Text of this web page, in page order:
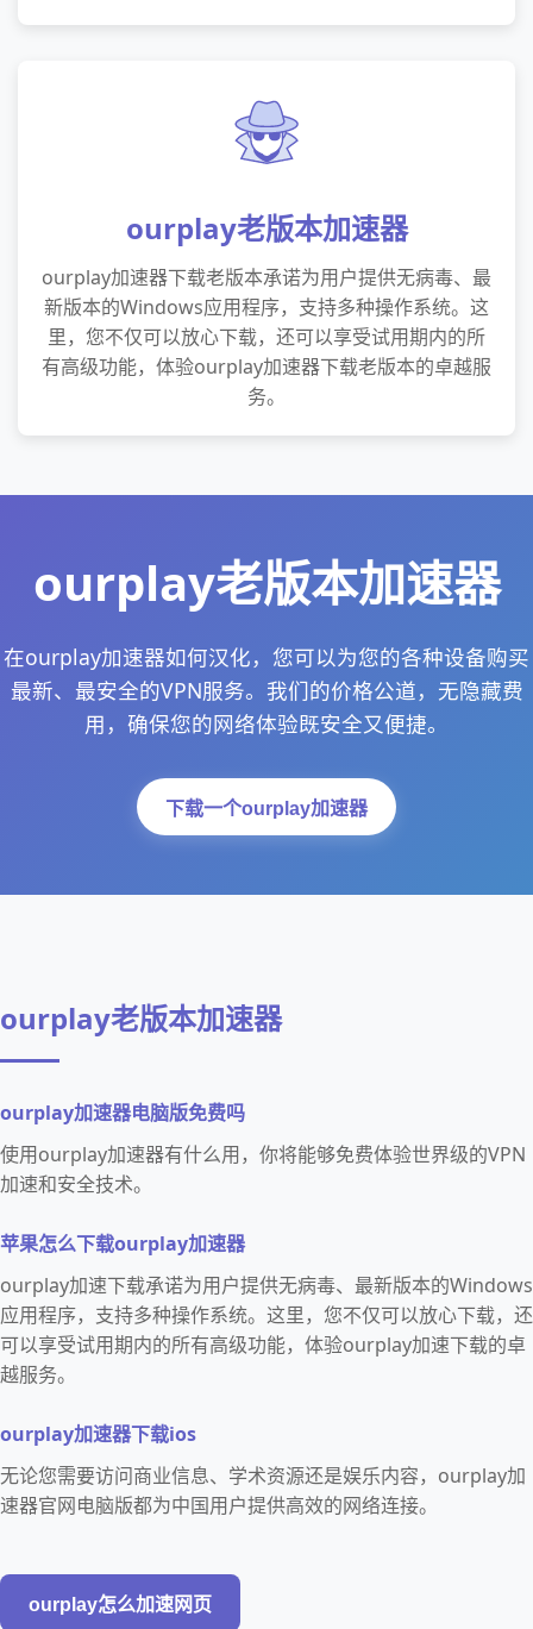
ourplay老版本加速器
ourplay加速器下载老版本承诺为用户提供无病毒、最
新版本的Windows应用程序，支持多种操作系统。这
里，您不仅可以放心下载，还可以享受试用期内的所
有高级功能，体验ourplay加速器下载老版本的卓越服
务。
ourplay老版本加速器
在ourplay加速器如何汉化，您可以为您的各种设备购买
最新、最安全的VPN服务。我们的价格公道，无隐藏费
用，确保您的网络体验既安全又便捷。
下载一个ourplay加速器
ourplay老版本加速器
ourplay加速器电脑版免费吗
使用ourplay加速器有什么用，你将能够免费体验世界级的VPN
加速和安全技术。
苹果怎么下载ourplay加速器
ourplay加速下载承诺为用户提供无病毒、最新版本的Windows
应用程序，支持多种操作系统。这里，您不仅可以放心下载，还
可以享受试用期内的所有高级功能，体验ourplay加速下载的卓
越服务。
ourplay加速器下载ios
无论您需要访问商业信息、学术资源还是娱乐内容，ourplay加
速器官网电脑版都为中国用户提供高效的网络连接。
ourplay怎么加速网页